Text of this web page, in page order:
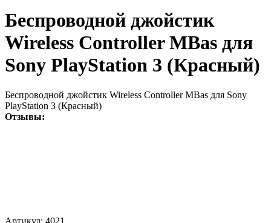
Беспроводной джойстик
Wireless Controller MBas для
Sony PlayStation 3 (Красный)
Беспроводной джойстик Wireless Controller MBas для Sony
PlayStation 3 (Красный)
Отзывы:
Артикул: 4021